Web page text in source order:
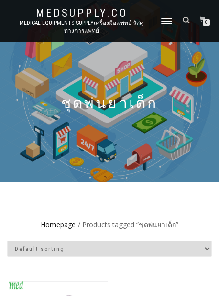
MEDSUPPLY.CO
MEDICAL EQUIPMENTS SUPPLYเครื่องมือแพทย์ วัสดุ
ทางการแพทย์
TOGGLE
0
ชุดพ่นยาเด็ก
Homepage / Products tagged “ชุดพ่นยาเด็ก”